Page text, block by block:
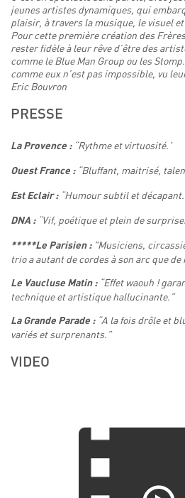
jeunes artistes dynamiques, qui
plaisir, à travers la musique, le visuel
Pour cette première création des
rester fidèle à leur rêve d’être des
comme le Blue Man Group ou les
comme eux n’est pas impossible, vu
Eric Bouvron
PRESSE
La Provence : “Rythme et virtuosité.”
Ouest France : “Bluffant, maitrisé,
Est Eclair : “Humour subtil et
DNA : “Vif, poétique et plein de
*****Le Parisien : "Musiciens,
trio a autant de cordes à son arc que de
Le Vaucluse Matin : “Effet waouh !
technique et artistique hallucinante.”
La Grande Parade : “A la fois drôle et
variés et surprenants.”
VIDEO